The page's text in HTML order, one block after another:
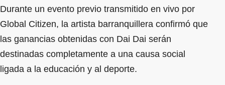
Durante un evento previo transmitido en vivo por
Global Citizen, la artista barranquillera confirmó que
las ganancias obtenidas con Dai Dai serán
destinadas completamente a una causa social
ligada a la educación y al deporte.